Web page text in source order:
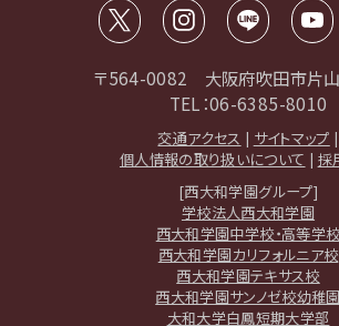
〒564-0082 大阪府吹田市片
TEL：06-6385-8010
交通アクセス | サイトマップ |
個人情報の取り扱いについて | 採
[西大和学園グループ]
学校法人西大和学園
西大和学園中学校・高等学校
西大和学園カリフォルニア校
西大和学園テキサス校
西大和学園サンノゼ校幼稚園
大和大学白鳳短期大学部